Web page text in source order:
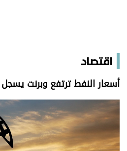
اقتصاد
أسعار النفط ترتفع وبرنت يسجل 97.05 دولار للبرميل